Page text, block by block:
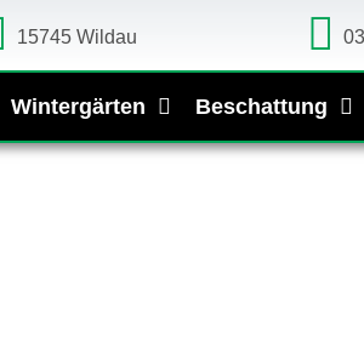
15745 Wildau
Wintergärten Beschattung